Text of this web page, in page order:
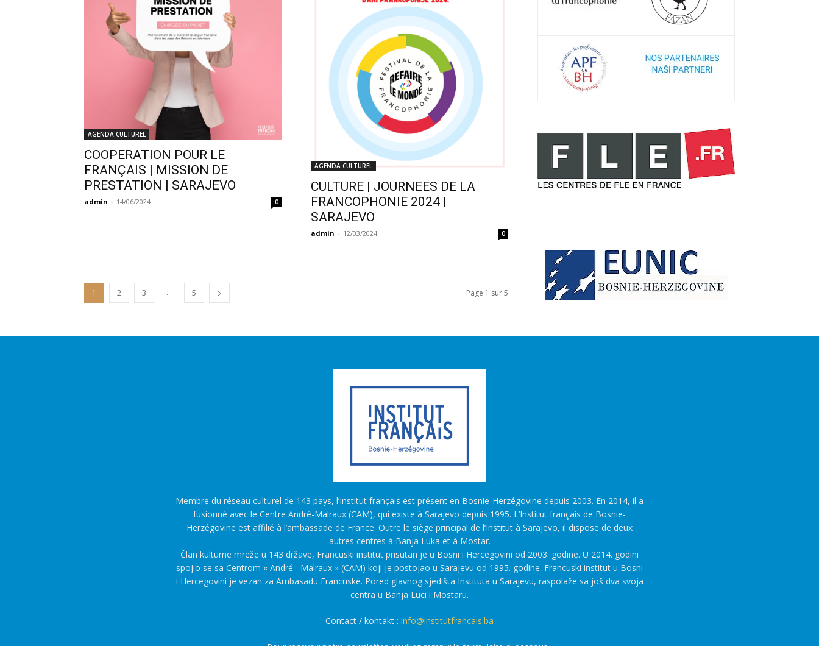
AGENDA CULTUREL
COOPERATION POUR LE
FRANÇAIS | MISSION DE
PRESTATION | SARAJEVO
admin - 14/06/2024 0
AGENDA CULTUREL
CULTURE | JOURNEES DE LA
FRANCOPHONIE 2024 |
SARAJEVO
admin - 12/03/2024 0
1 2 3 ... 5 Page 1 sur 5
Membre du réseau culturel de 143 pays, l’Institut français est présent en Bosnie-Herzégovine depuis 2003. En 2014, il a
fusionné avec le Centre André-Malraux (CAM), qui existe à Sarajevo depuis 1995. L’Institut français de Bosnie-
Herzégovine est affilié à l’ambassade de France. Outre le siège principal de l’Institut à Sarajevo, il dispose de deux
autres centres à Banja Luka et à Mostar.
Član kulturne mreže u 143 države, Francuski institut prisutan je u Bosni i Hercegovini od 2003. godine. U 2014. godini
spojio se sa Centrom « André –Malraux » (CAM) koji je postojao u Sarajevu od 1995. godine. Francuski institut u Bosni
i Hercegovini je vezan za Ambasadu Francuske. Pored glavnog sjedišta Instituta u Sarajevu, raspolaže sa još dva svoja
centra u Banja Luci i Mostaru.
Contact / kontakt : info@institutfrancais.ba